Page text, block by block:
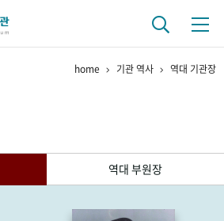
보는 연구 역사
연구자들
home 기관 역사 역대 기관장
역대 부원장